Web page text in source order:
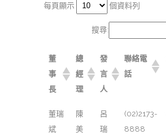
每頁顯示 個資料列
搜尋:
董
事
長
總
經
理
發
言
人
聯絡電
話
董瑞
斌
陳
美
呂
瑞
(02)2173-
8888